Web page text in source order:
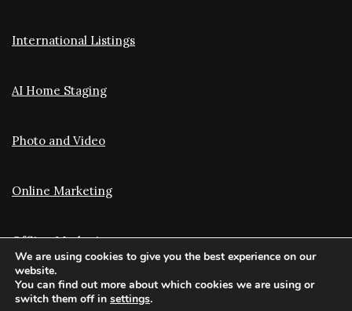
International Listings
AI Home Staging
Photo and Video
Online Marketing
Offline Marketing
Translation and Optimization
We are using cookies to give you the best experience on our
website.
You can find out more about which cookies we are using or
switch them off in settings.